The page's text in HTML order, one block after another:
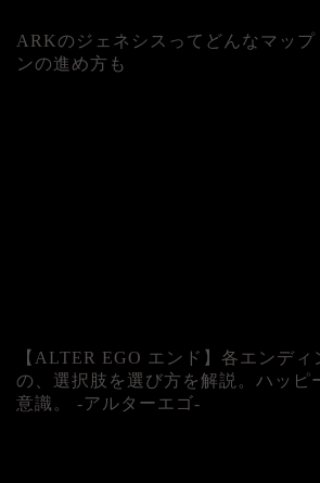
ARKのジェネシスってどんなマップ
ンの進め方も
【ALTER EGO エンド】各エンデ
の、選択肢を選び方を解説。ハッピ
意識。 -アルターエゴ-